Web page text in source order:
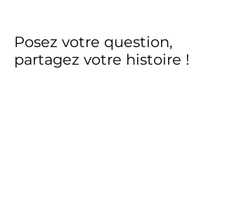
Posez votre question,
partagez votre histoire !